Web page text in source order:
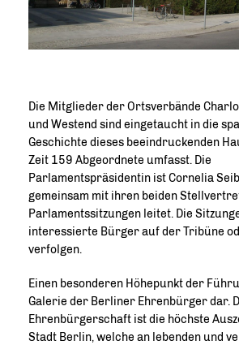
Die Mitglieder der Ortsverbände
und Westend sind eingetaucht in die
Geschichte dieses beeindruckenden
Zeit 159 Abgeordnete umfasst. Die
Parlamentspräsidentin ist Cornelia
gemeinsam mit ihren beiden
Parlamentssitzungen leitet. Die
interessierte Bürger auf der Tribüne
verfolgen.
Einen besonderen Höhepunkt der
Galerie der Berliner Ehrenbürger dar.
Ehrenbürgerschaft ist die höchste
Stadt Berlin, welche an lebenden und